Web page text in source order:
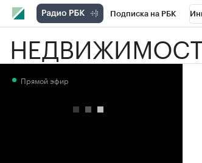
Подписка на РБК
РБК Вино Спорт
Прямой эфир